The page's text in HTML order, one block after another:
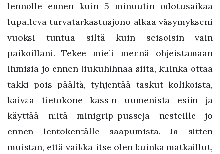
lennolle ennen kuin 5 minuutin odotusaikaa
lupaileva turvatarkastusjono alkaa väsymykseni
vuoksi tuntua siltä kuin seisoisin vain
paikoillani. Tekee mieli mennä ohjeistamaan
ihmisiä jo ennen liukuhihnaa siitä, kuinka ottaa
takki pois päältä, tyhjentää taskut kolikoista,
kaivaa tietokone kassin uumenista esiin ja
käyttää niitä minigrip-pusseja nesteille jo
ennen lentokentälle saapumista. Ja sitten
muistan, että vaikka itse olen kuinka matkaillut,